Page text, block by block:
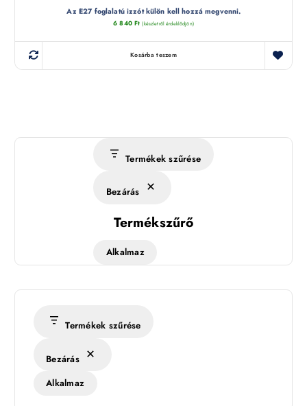
Az E27 foglalatú izzót külön kell hozzá megvenni.
6 840 Ft (készletről érdeklődjön)
Kosárba teszem
Termékek szűrése
Bezárás
Termékszűrő
Alkalmaz
Termékek szűrése
Bezárás
Alkalmaz